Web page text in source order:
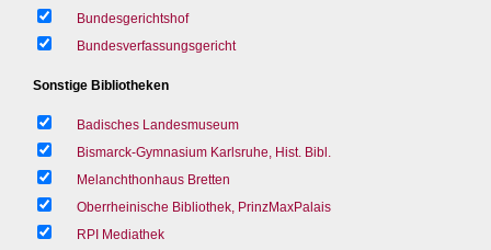
Bundesgerichtshof
Bundesverfassungsgericht
Sonstige Bibliotheken
Badisches Landesmuseum
Bismarck-Gymnasium Karlsruhe, Hist. Bibl.
Melanchthonhaus Bretten
Oberrheinische Bibliothek, PrinzMaxPalais
RPI Mediathek